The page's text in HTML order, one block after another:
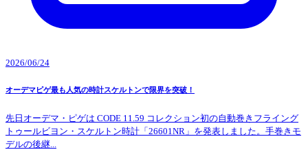
2026/06/24
オーデマピゲ最も人気の時計スケルトンで限界を突破！
先日オーデマ・ピゲは CODE 11.59 コレクション初の自動巻きフライング
トゥールビヨン・スケルトン時計「26601NR」を発表しました。手巻きモ
デルの後継...